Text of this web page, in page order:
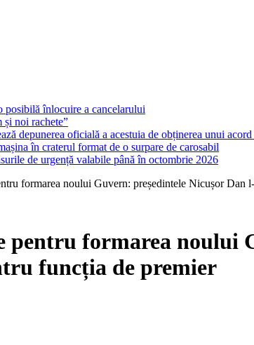
posibilă înlocuire a cancelarului
și noi rachete”
depunerea oficială a acestuia de obținerea unui
în craterul format de o surpare de carosabil
de urgență valabile până în octombrie 2026
formarea noului Guvern: președintele Nicușor Dan
pentru formarea noului
funcția de premier